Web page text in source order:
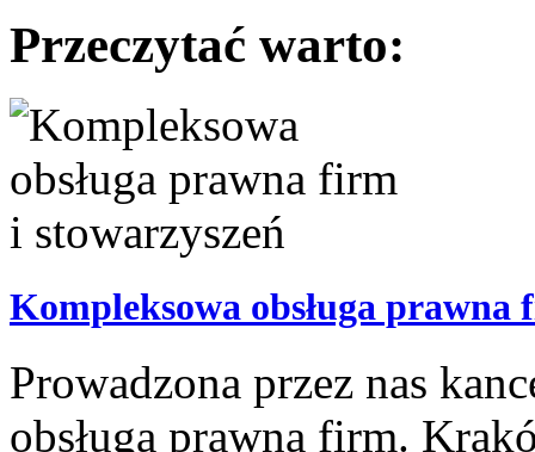
Przeczytać warto:
Kompleksowa obsługa prawna
Prowadzona przez nas
obsługa prawna firm.